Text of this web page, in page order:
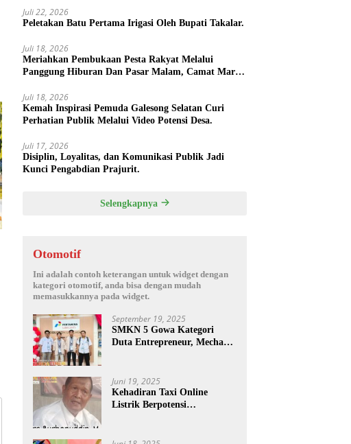
Juli 22, 2026
Peletakan Batu Pertama Irigasi Oleh Bupati Takalar.
Juli 18, 2026
Meriahkan Pembukaan Pesta Rakyat Melalui
Panggung Hiburan Dan Pasar Malam, Camat Marbo
Juli 18, 2026
Kemah Inspirasi Pemuda Galesong Selatan Curi
Perhatian Publik Melalui Video Potensi Desa.
Juli 17, 2026
Disiplin, Loyalitas, dan Komunikasi Publik Jadi
Kunci Pengabdian Prajurit.
Selengkapnya
Otomotif
Ini adalah contoh keterangan untuk widget dengan
kategori otomotif, anda bisa dengan mudah
memasukkannya pada widget.
September 19, 2025
SMKN 5 Gowa Kategori
Duta Entrepreneur, Mechanic
Nasional Ta- 2025
Juni 19, 2025
Kehadiran Taxi Online
Listrik Berpotensi